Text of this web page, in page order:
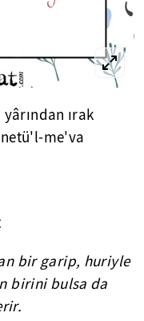
ırak
me'va
bir garip, huriyle
birini bulsa da